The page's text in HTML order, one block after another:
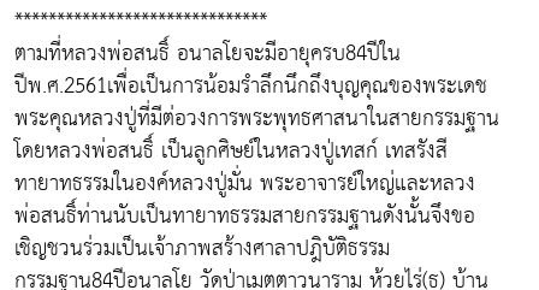
******************************
ตามที่หลวงพ่อสนธิ์ อนาลโยจะมีอายุครบ84ปีใน
ปีพ.ศ.2561เพื่อเป็นการน้อมรำลึกนึกถึงบุญคุณของพระเดช
พระคุณหลวงปู่ที่มีต่อวงการพระพุทธศาสนาในสายกรรมฐาน
โดยหลวงพ่อสนธิ์ เป็นลูกศิษย์ในหลวงปู่เทสก์ เทสรังสี
ทายาทธรรมในองค์หลวงปู่มั่น พระอาจารย์ใหญ่และหลวง
พ่อสนธิ์ท่านนับเป็นทายาทธรรมสายกรรมฐานดังนั้นจึงขอ
เชิญชวนร่วมเป็นเจ้าภาพสร้างศาลาปฎิบัติธรรม
กรรมฐาน84ปีอนาลโย วัดป่าเมตตาวนาราม ห้วยไร่(ธ) บ้าน